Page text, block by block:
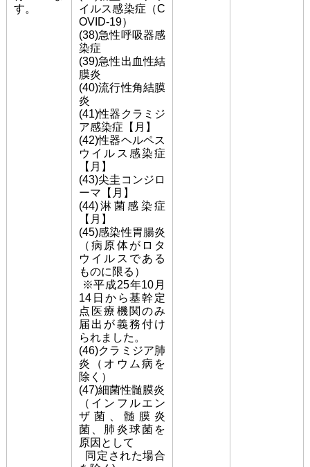
す。
イルス感染症（C
OVID-19）
(38)急性呼吸器感
染症
(39)急性出血性結
膜炎
(40)流行性角結膜
炎
(41)性器クラミジ
ア感染症【月】
(42)性器ヘルペス
ウイルス感染症
【月】
(43)尖圭コンジロ
ーマ【月】
(44)淋菌感染症
【月】
(45)感染性胃腸炎
（病原体がロタ
ウイルスである
ものに限る）
※平成25年10月
14日から基幹定
点医療機関のみ
届出が義務付け
られました。
(46)クラミジア肺
炎（オウム病を
除く）
(47)細菌性髄膜炎
（インフルエン
ザ菌、髄膜炎
菌、肺炎球菌を
原因として
同定された場合